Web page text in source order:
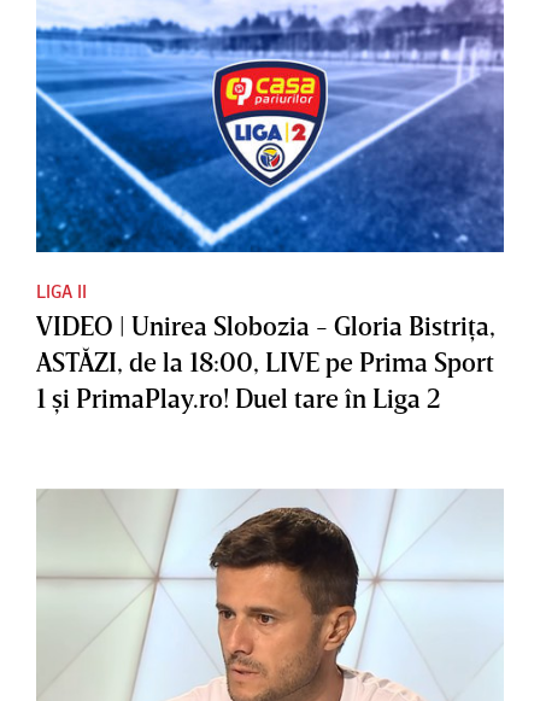
LIGA II
VIDEO | Unirea Slobozia - Gloria Bistriţa,
ASTĂZI, de la 18:00, LIVE pe Prima Sport
1 şi PrimaPlay.ro! Duel tare în Liga 2